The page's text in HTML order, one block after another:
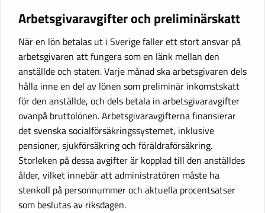
Arbetsgivaravgifter och preliminärskatt
När en lön betalas ut i Sverige faller ett stort ansvar på
arbetsgivaren att fungera som en länk mellan den
anställde och staten. Varje månad ska arbetsgivaren dels
hålla inne en del av lönen som preliminär inkomstskatt
för den anställde, och dels betala in arbetsgivaravgifter
ovanpå bruttolönen. Arbetsgivaravgifterna finansierar
det svenska socialförsäkringssystemet, inklusive
pensioner, sjukförsäkring och föräldraförsäkring.
Storleken på dessa avgifter är kopplad till den anställdes
ålder, vilket innebär att administratören måste ha
stenkoll på personnummer och aktuella procentsatser
som beslutas av riksdagen.